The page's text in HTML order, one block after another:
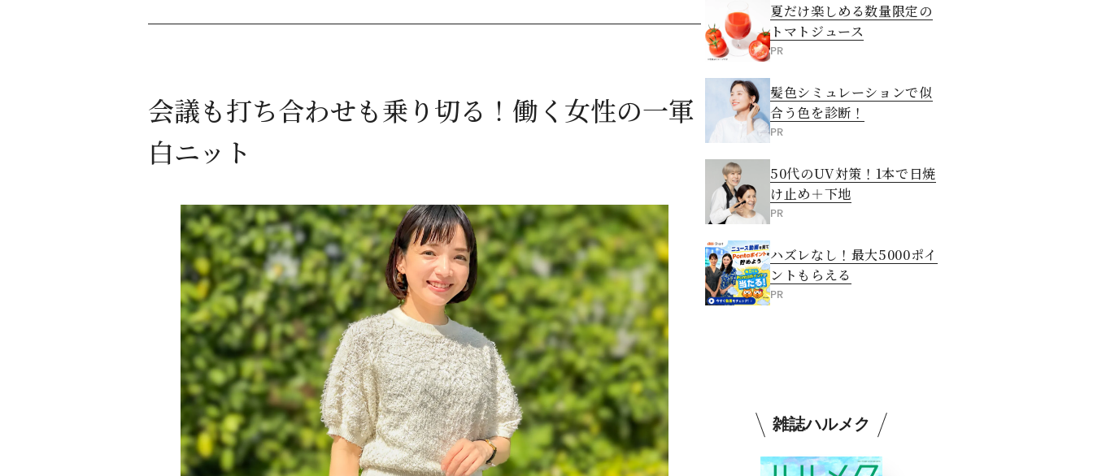
会議も打ち合わせも乗り切る！働く女性の一軍
白ニット
夏だけ楽しめる数量限定の
トマトジュース
PR
髪色シミュレーションで似
合う色を診断！
PR
50代のUV対策！1本で日焼
け止め＋下地
PR
ハズレなし！最大5000ポイ
ントもらえる
PR
雑誌ハルメク